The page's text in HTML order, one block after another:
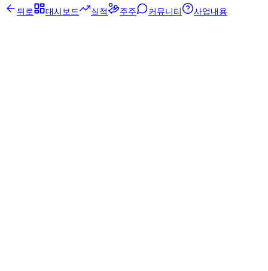
뒤로 대시보드 실적 주주 커뮤니티 사업내용